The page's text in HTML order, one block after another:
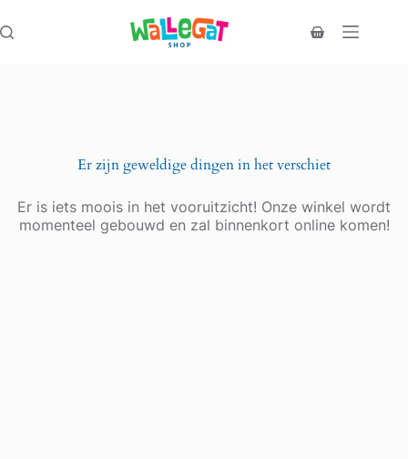
naar
de
Winkelwagen
Er zijn geweldige dingen in het verschiet
Er is iets moois in het vooruitzicht! Onze winkel wordt
momenteel gebouwd en zal binnenkort online komen!